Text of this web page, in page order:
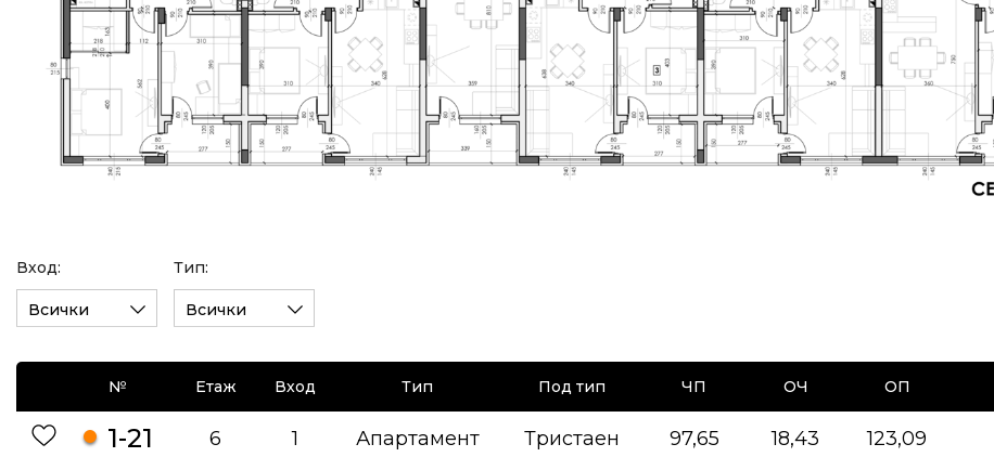
Вход:
Всички
Тип:
Всички
№ Етаж Вход Тип Под тип ЧП ОЧ ОП
1-21 6 1 Апартамент Тристаен 97,65 18,43 123,09